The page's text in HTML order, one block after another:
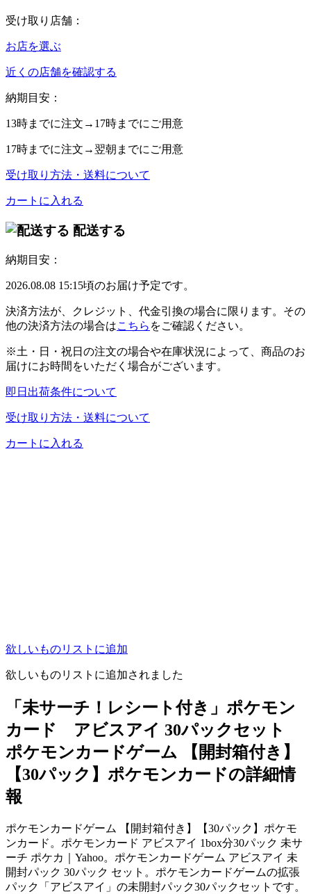
受け取り店舗：
お店を選ぶ
近くの店舗を確認する
納期目安：
13時までに注文→ 17時までにご用意
17時までに注文→ 翌朝 までにご用意
受け取り方法・送料について
カートに入れる
配送する
納期目安：
2026.08.08 15:15頃のお届け予定です。
決済方法が、クレジット、代金引換の場合に限ります。その
他の決済方法の場合はこちら をご確認ください。
※土・日・祝日の注文の場合や在庫状況によって、商品のお
届けにお時間をいただく場合がございます。
即日出荷条件について
受け取り方法・送料について
カートに入れる
欲しいものリストに追加
欲しいものリストに追加されました
「未サーチ！レシート付き」ポケモン
カード アビスアイ 30パックセット
ポケモンカードゲーム 【開封箱付き】
【30パック】ポケモンカードの詳細情
報
ポケモンカードゲーム 【開封箱付き】【30パック】ポケモ
ンカード。ポケモンカード アビスアイ 1box分30パック 未サ
ーチ ポケカ｜Yahoo。ポケモンカードゲーム アビスアイ 未
開封パック 30パック セット。ポケモンカードゲームの拡張
パック「アビスアイ」の未開封パック30パックセットです。